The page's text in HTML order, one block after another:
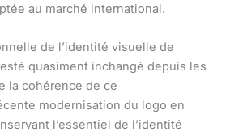
au marché international.
de l’identité visuelle de
quasiment inchangé depuis les
la cohérence de ce
modernisation du logo en
l’essentiel de l’identité